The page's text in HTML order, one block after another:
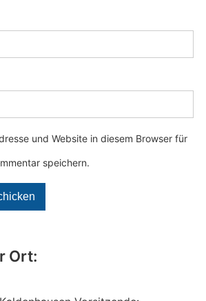
Ort:
und Website in diesem Browser für
speichern.